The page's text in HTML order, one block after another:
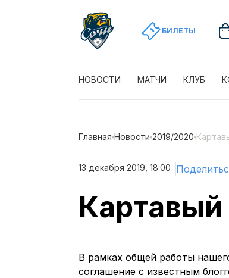
БИЛЕТЫ
НОВОСТИ МАТЧИ КЛУБ
Главная Новости 2019/2020
13 декабря 2019, 18:00
Картавый
В рамках общей работы
соглашение с известным